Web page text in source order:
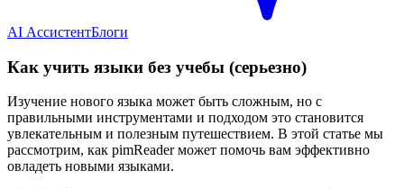
AI АссистентБлоги
Как учить языки без учебы (серьезно)
Изучение нового языка может быть сложным, но с
правильными инструментами и подходом это становится
увлекательным и полезным путешествием. В этой статье мы
рассмотрим, как pimReader может помочь вам эффективно
овладеть новыми языками.